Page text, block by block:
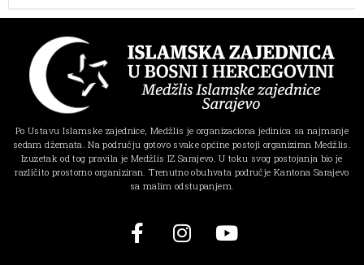
Po Ustavu Islamske zajednice, Medžlis je organizaciona jedinica sa najmanje
sedam džemata. Na području gotovo svake općine postoji organiziran Medžlis.
Izuzetak od tog pravila je Medžlis IZ Sarajevo. U toku svog postojanja bio je
različito prostorno organiziran. Trenutno obuhvata područje Kantona Sarajevo
sa malim odstupanjem.